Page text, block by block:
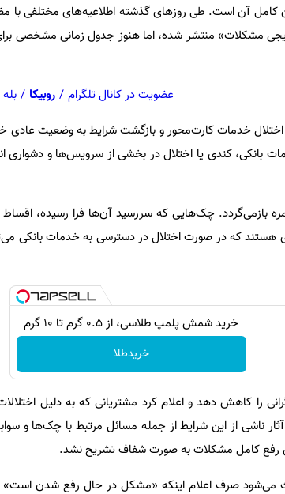
کامل آن است. طی روزهای گذشته اطلاعیه‌های مختلفی با
مشکلات» منتشر شده، اما هنوز جدول زمانی مشخصی
عضویت در کانال تلگرام / روبیکا /
خدمات کارت‌محور و بازگشت شرایط به وضعیت عادی
بانکی، کندی یا اختلال در بخشی از سرویس‌ها و دشواری
بازمی‌گردد. چک‌هایی که سررسید آن‌ها فرا رسیده، اقساط
هستند که در صورت اختلال در دسترسی به خدمات بانکی
خرید شمش پلمپ طلاسی، از ۰.۵ گرم تا ۱۰ گرم
خریدطلا
را کاهش دهد و اعلام کرد مشتریانی که به دلیل
ناشی از این شرایط از جمله مسائل مرتبط با چک‌ها و
رفع کامل مشکلات به صورت شفاف تشریح نشد.
می‌شود صرف اعلام اینکه «مشکل در حال رفع شدن است»